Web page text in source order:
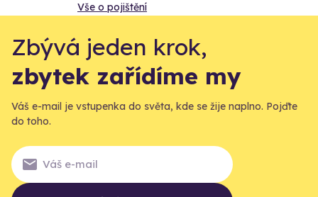
Vše o pojištění
Zbývá jeden krok,
zbytek zařídíme my
Váš e-mail je vstupenka do světa, kde se žije naplno. Pojďte
do toho.